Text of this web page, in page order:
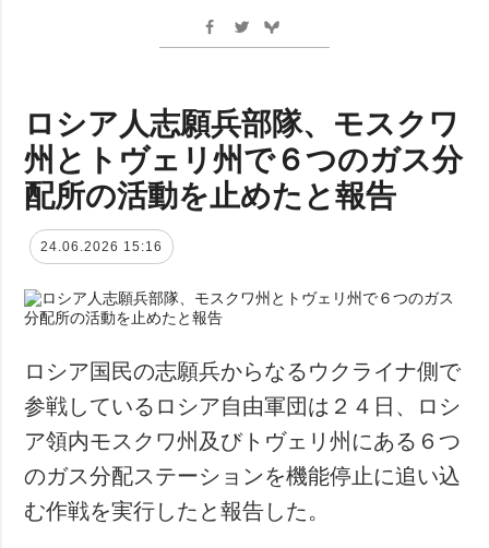
ロシア人志願兵部隊、モスクワ
州とトヴェリ州で６つのガス分
配所の活動を止めたと報告
24.06.2026 15:16
ロシア国民の志願兵からなるウクライナ側で
参戦しているロシア自由軍団は２４日、ロシ
ア領内モスクワ州及びトヴェリ州にある６つ
のガス分配ステーションを機能停止に追い込
む作戦を実行したと報告した。